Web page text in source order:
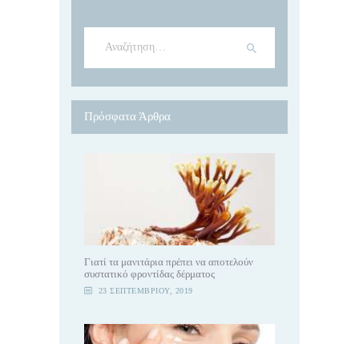
Πρόσφατα Άρθρα
Γιατί τα μανιτάρια πρέπει να αποτελούν
συστατικό φροντίδας δέρματος
23 ΣΕΠΤΕΜΒΡΊΟΥ, 2019